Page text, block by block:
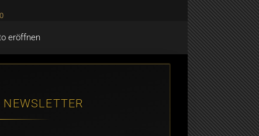
eröffnen
NEWSLETTER